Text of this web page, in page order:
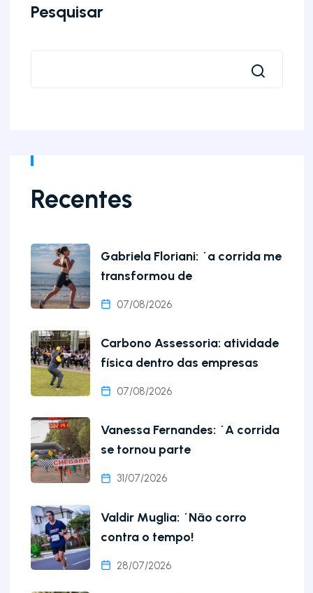
Pesquisar
Recentes
Gabriela Floriani: ´a corrida me
transformou de
07/08/2026
Carbono Assessoria: atividade
física dentro das empresas
07/08/2026
Vanessa Fernandes: ´A corrida
se tornou parte
31/07/2026
Valdir Muglia: ´Não corro
contra o tempo!
28/07/2026